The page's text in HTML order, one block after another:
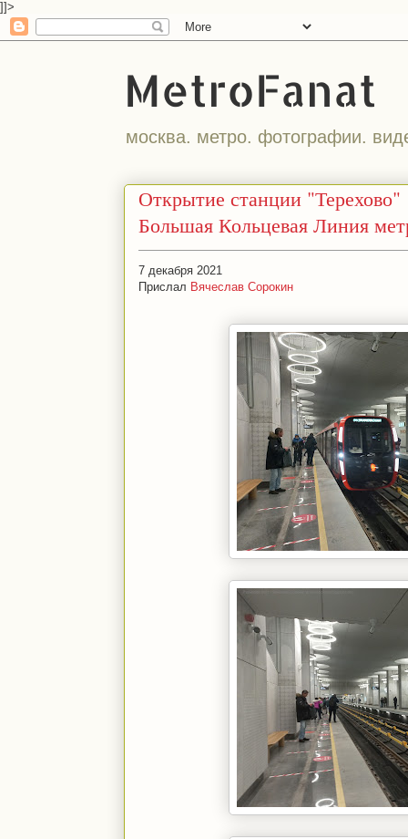
]]>
MetroFanat
москва. метро. фотографии.
Открытие станции "Терехово"
Большая Кольцевая Линия
7 декабря 2021
Прислал Вячеслав Сорокин